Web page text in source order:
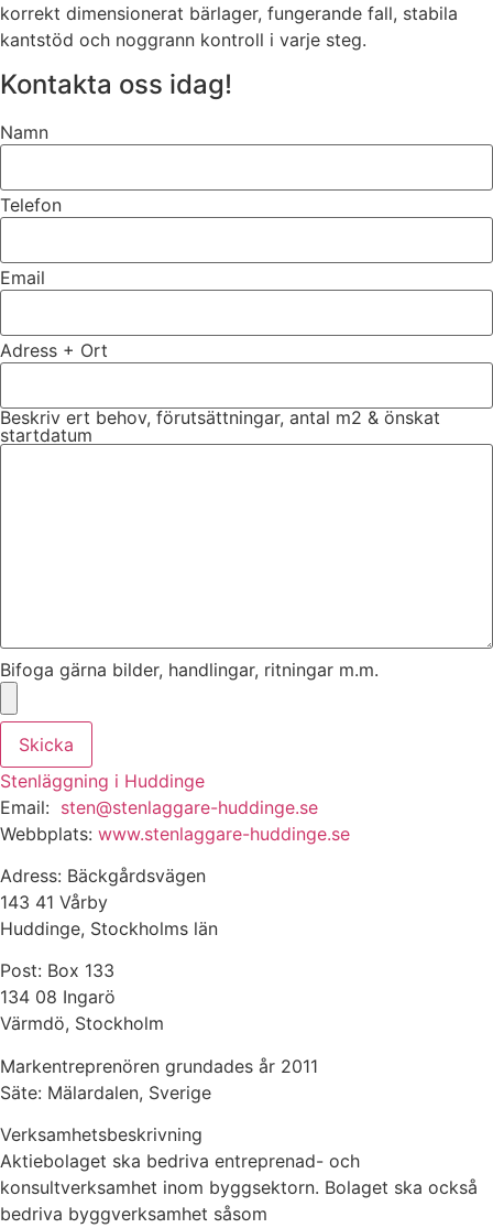
korrekt dimensionerat bärlager, fungerande fall, stabila
kantstöd och noggrann kontroll i varje steg.
Kontakta oss idag!
Namn
Telefon
Email
Adress + Ort
Beskriv ert behov, förutsättningar, antal m2 & önskat
startdatum
Bifoga gärna bilder, handlingar, ritningar m.m.
Skicka
Stenläggning i Huddinge
Email: sten@stenlaggare-huddinge.se
Webbplats: www.stenlaggare-huddinge.se
Adress: Bäckgårdsvägen
143 41 Vårby
Huddinge, Stockholms län
Post: Box 133
134 08 Ingarö
Värmdö, Stockholm
Markentreprenören grundades år 2011
Säte: Mälardalen, Sverige
Verksamhetsbeskrivning
Aktiebolaget ska bedriva entreprenad- och
konsultverksamhet inom byggsektorn. Bolaget ska också
bedriva byggverksamhet såsom